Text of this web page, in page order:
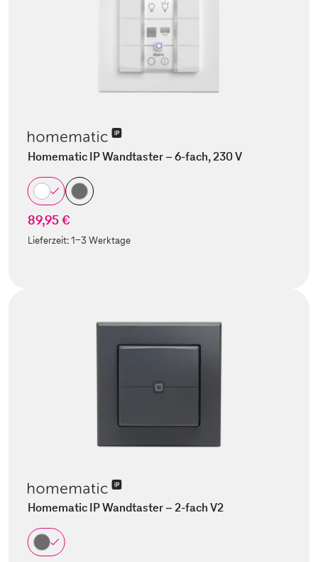
Homematic IP Wandtaster – 6-fach, 230 V
89,95 €
Lieferzeit:1-3 Werktage
Homematic IP Wandtaster – 2-fach V2